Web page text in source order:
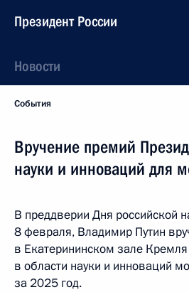
Президент России
Новости
События
Вручение премий
науки и инноваций для
В преддверии Дня российской
8 февраля, Владимир Путин
в Екатерининском зале
в области науки и инноваций
за 2025 год.